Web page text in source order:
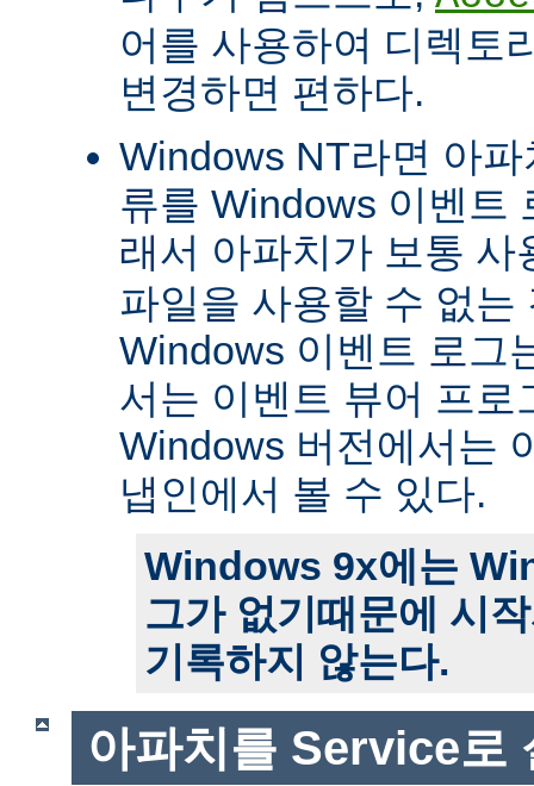
어를 사용하여 디렉토
변경하면 편하다.
Windows NT라면 아
류를 Windows 이벤트
래서 아파치가 보통
파일을 사용할 수 없는
Windows 이벤트 로그
서는 이벤트 뷰어 프로
Windows 버전에서는
냅인에서 볼 수 있다.
Windows 9x에는
그가 없기때문에 시
기록하지 않는다.
아파치를 Service로